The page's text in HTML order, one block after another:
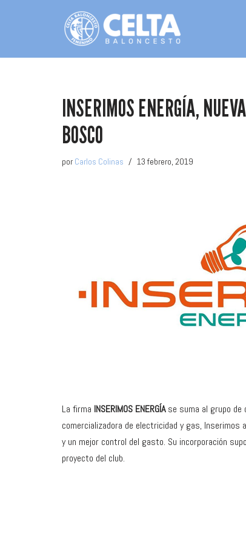
INSERIMOS ENERGÍA,
BOSCO
por Carlos Colinas 13 febrero, 2019
La firma INSERIMOS ENERGÍAse suma al grupo de
comercializadora de electricidad y gas,
y un mejor control del gasto. Su incorporación
proyecto del club.